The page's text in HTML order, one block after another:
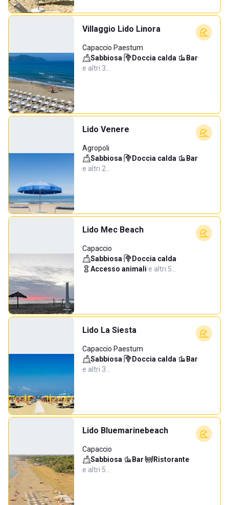
Villaggio Lido Linora
Capaccio Paestum
Sabbiosa· Doccia calda· Bar·
e altri 3…
Lido Venere
Agropoli
Sabbiosa· Doccia calda· Bar·
e altri 2…
Lido Mec Beach
Capaccio
Sabbiosa· Doccia calda·
Accesso animali·e altri 5…
Lido La Siesta
Capaccio Paestum
Sabbiosa· Doccia calda· Bar·
e altri 3…
Lido Bluemarinebeach
Capaccio
Sabbiosa· Bar· Ristorante·
e altri 5…